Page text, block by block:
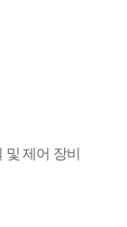
제어 장비